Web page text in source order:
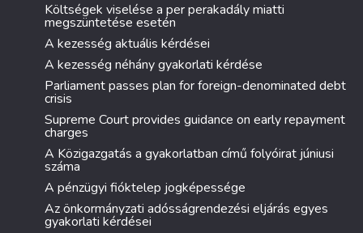
Költségek viselése a per perakadály miatti
megszüntetése esetén
A kezesség aktuális kérdései
A kezesség néhány gyakorlati kérdése
Parliament passes plan for foreign-denominated debt
crisis
Supreme Court provides guidance on early repayment
charges
A Közigazgatás a gyakorlatban című folyóirat júniusi
száma
A pénzügyi fióktelep jogképessége
Az önkormányzati adósságrendezési eljárás egyes
gyakorlati kérdései